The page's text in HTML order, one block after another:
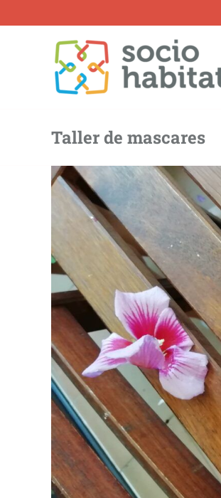
to
Taller de mascares
View
Larger
Image